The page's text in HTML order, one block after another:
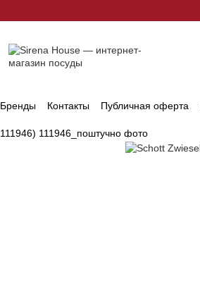
Бренды Контакты Публичная оферта